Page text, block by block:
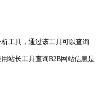
工具，通过该工具可以查询
站长工具查询B2B网站信息是